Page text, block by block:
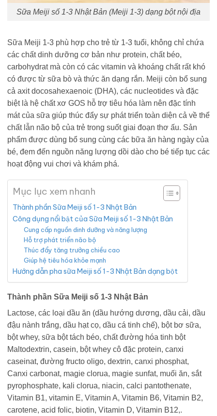
Sữa Meiji số 1-3 Nhật Bản (Meiji 1-3) dạng bột nội địa
Sữa Meiji 1-3 phù hợp cho trẻ từ 1-3 tuổi, không chỉ chứa
các chất dinh dưỡng cơ bản như protein, chất béo,
carbohydrat mà còn có các vitamin và khoáng chất rất khó
có được từ sữa bò và thức ăn dạng rắn. Meiji còn bổ sung
cả axit docosahexaenoic (DHA), các nucleotides và đặc
biệt là hệ chất xơ GOS hỗ trợ tiêu hóa làm nên đặc tính
mát của sữa giúp thúc đẩy sự phát triển toàn diện cả về thể
chất lẫn não bộ của trẻ trong suốt giai đoạn thơ ấu. Sản
phẩm được dùng bổ sung cùng các bữa ăn hàng ngày của
bé, đem đến nguồn năng lượng dồi dào cho bé tiếp tục các
hoạt động vui chơi và khám phá.
Mục lục xem nhanh
Thành phần Sữa Meiji số 1-3 Nhật Bản
Công dụng nổi bật của Sữa Meiji số 1-3 Nhật Bản
Cung cấp nguồn dinh dưỡng và năng lượng
Hỗ trợ phát triển não bộ
Thúc đẩy tăng trưởng chiều cao
Giúp hệ tiêu hóa khỏe mạnh
Hướng dẫn pha sữa Meiji số 1-3 Nhật Bản dạng bột
Thành phần Sữa Meiji số 1-3 Nhật Bản
Lactose, các loại dầu ăn (dầu hướng dương, dầu cải, dầu
đậu nành trắng, dầu hạt cọ, dầu cá tinh chế), bột bơ sữa,
bột whey, sữa bột tách béo, chất đường hóa tinh bột
Maltodextrin, casein, bột whey cô đặc protein, canxi
caseinat, đường fructo oligo, dextrin, canxi phosphat,
Canxi carbonat, magie clorua, magie sunfat, muối ăn, sắt
pyrophosphate, kali clorua, niacin, calci pantothenate,
Vitamin B1, vitamin E, Vitamin A, Vitamin B6, Vitamin B2,
carotene, acid folic, biotin, Vitamin D, Vitamin B12,.